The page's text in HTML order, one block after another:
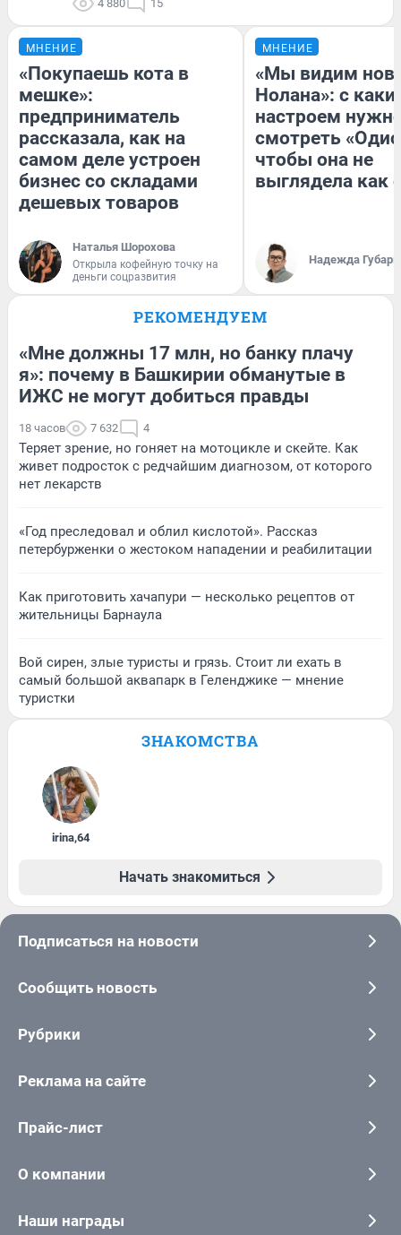
4 880 15
МНЕНИЕ
«Покупаешь кота в
мешке»:
предприниматель
рассказала, как на
самом деле устроен
бизнес со складами
дешевых товаров
Наталья Шорохова
Открыла кофейную точку на
деньги соцразвития
МНЕНИЕ
«Мы видим
Нолана»: с
настроем
смотреть
чтобы она не
выглядела как
Надежда Губарь
РЕКОМЕНДУЕМ
«Мне должны 17 млн, но банку плачу
я»: почему в Башкирии обманутые в
ИЖС не могут добиться правды
18 часов 7 632 4
Теряет зрение, но гоняет на мотоцикле и скейте. Как
живет подросток с редчайшим диагнозом, от которого
нет лекарств
«Год преследовал и облил кислотой». Рассказ
петербурженки о жестоком нападении и реабилитации
Как приготовить хачапури — несколько рецептов от
жительницы Барнаула
Вой сирен, злые туристы и грязь. Стоит ли ехать в
самый большой аквапарк в Геленджике — мнение
туристки
ЗНАКОМСТВА
irina,64
Начать знакомиться
Подписаться на новости
Сообщить новость
Рубрики
Реклама на сайте
Прайс-лист
О компании
Наши награды